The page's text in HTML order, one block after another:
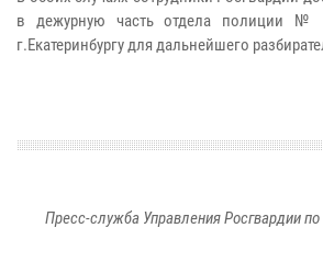
в дежурную часть отдела полиции
г.Екатеринбургу для дальнейшего
Пресс-служба Управления Росгвардии